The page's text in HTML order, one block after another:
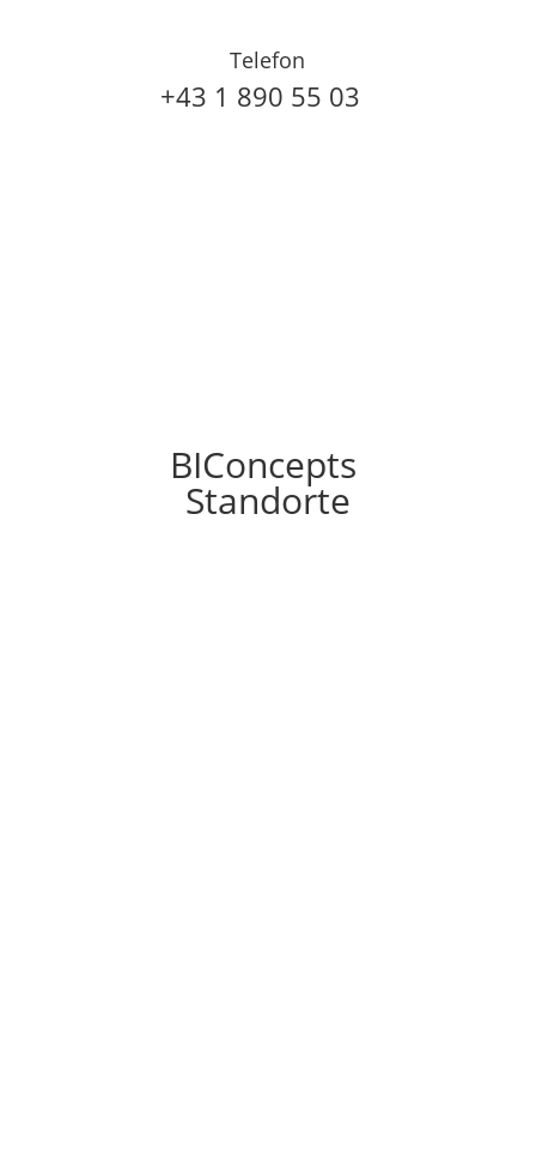
Telefon
+43 1 890 55 03
BIConcepts
Standorte